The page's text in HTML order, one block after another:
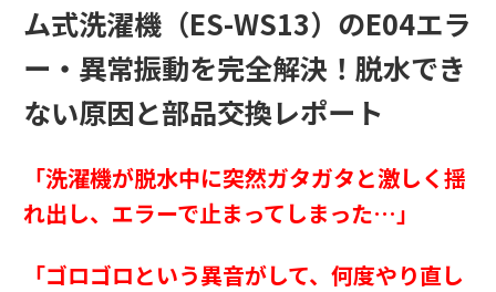
ム式洗濯機（ES-WS13）のE04エラ
ー・異常振動を完全解決！脱水でき
ない原因と部品交換レポート
「洗濯機が脱水中に突然ガタガタと激しく揺
れ出し、エラーで止まってしまった…」
「ゴロゴロという異音がして、何度やり直し